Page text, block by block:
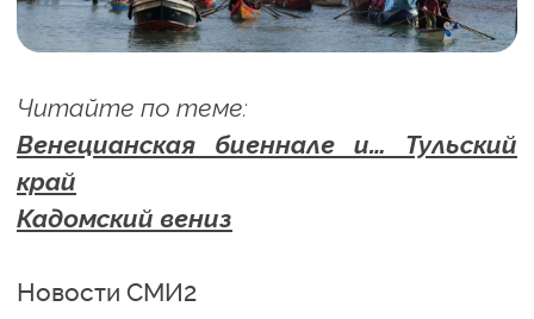
Читайте по теме:
Венецианская биеннале и… Тульский
край
Кадомский вениз
Новости СМИ2